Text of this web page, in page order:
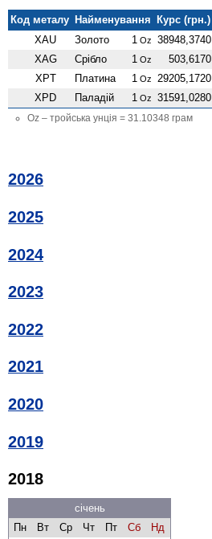
Код металу Найменування
Курс (грн.)
XAU
Золото 1 Oz 38948,3740
XAG Срібло 1 Oz 503,6170
XPT Платина 1 Oz 29205,1720
XPD Паладій 1 Oz 31591,0280
Oz – тройська унція = 31.10348 грам
2026
2025
2024
2023
2022
2021
2020
2019
2018
січень
Пн
Вт Ср Чт Пт Сб
Нд